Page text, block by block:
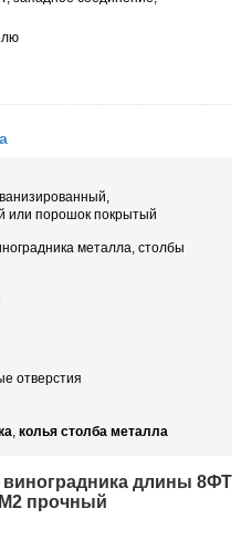
или порошок покрытый
металла, столбы
отверстия
, колья столба металла
длины 8ФТ
прочный